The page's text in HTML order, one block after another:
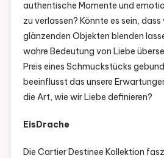
authentische Momente und
zu verlassen? Könnte es sein, dass
glänzenden Objekten blenden
wahre Bedeutung von Liebe
Preis eines Schmuckstücks
beeinflusst das unsere
die Art, wie wir Liebe definieren?
EisDrache
Die Cartier Destinee Kollektion